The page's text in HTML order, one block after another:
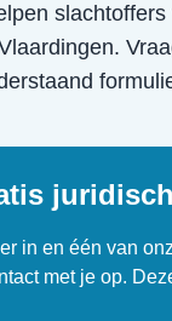
slachtoffers
.
in en één van
met je op.